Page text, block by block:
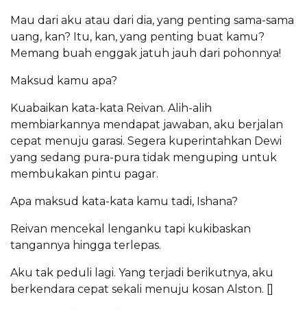
Mau dari aku atau dari dia, yang penting sama-sama
uang, kan? Itu, kan, yang penting buat kamu?
Memang buah enggak jatuh jauh dari pohonnya!
Maksud kamu apa?
Kuabaikan kata-kata Reivan. Alih-alih
membiarkannya mendapat jawaban, aku berjalan
cepat menuju garasi. Segera kuperintahkan Dewi
yang sedang pura-pura tidak menguping untuk
membukakan pintu pagar.
Apa maksud kata-kata kamu tadi, Ishana?
Reivan mencekal lenganku tapi kukibaskan
tangannya hingga terlepas.
Aku tak peduli lagi. Yang terjadi berikutnya, aku
berkendara cepat sekali menuju kosan Alston. []